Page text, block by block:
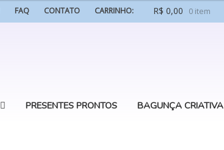
FAQ CONTATO CARRINHO: R$ 0,00 0 item
PRESENTES PRONTOS
BAGUNÇA CRIATIVA